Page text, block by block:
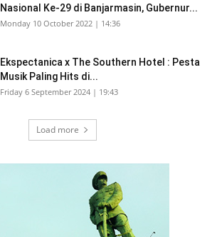
Nasional Ke-29 di Banjarmasin, Gubernur...
Monday 10 October 2022 | 14:36
Ekspectanica x The Southern Hotel : Pesta
Musik Paling Hits di...
Friday 6 September 2024 | 19:43
Load more